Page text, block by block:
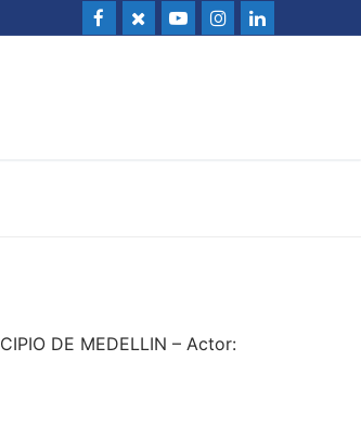
DE MEDELLIN – Actor: